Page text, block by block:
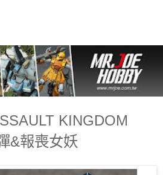
KINGDOM
&報喪女妖